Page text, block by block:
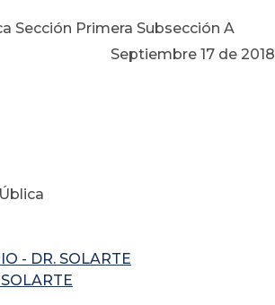
Sección Primera Subsección A
de 2018
- DR. SOLARTE